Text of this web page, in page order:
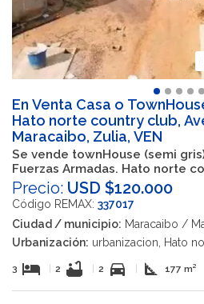
En Venta Casa o
Hato norte country club,
Maracaibo, Zulia, VEN
Se vende townHouse (semi
Fuerzas Armadas. Hato norte
Precio: USD $120.000
Código REMAX: 337017
Ciudad / municipio: Maracaibo /
Urbanización: urbanizacion, Hato
3 hotel 2 bathtub 2 directions_car square_foot 177 m²